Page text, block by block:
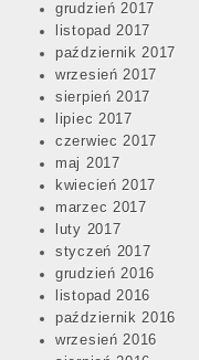
grudzień 2017
listopad 2017
październik 2017
wrzesień 2017
sierpień 2017
lipiec 2017
czerwiec 2017
maj 2017
kwiecień 2017
marzec 2017
luty 2017
styczeń 2017
grudzień 2016
listopad 2016
październik 2016
wrzesień 2016